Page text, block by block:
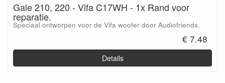
Gale 210, 220 - Vifa C17WH - 1x Rand voor
reparatie.
Speciaal ontworpen voor de Vifa woofer door Audiofriends.
€ 7.48
Details